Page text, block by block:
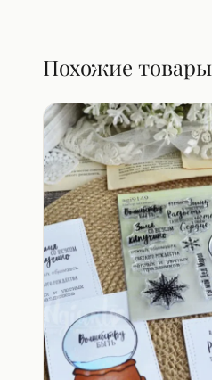
Похожие товары